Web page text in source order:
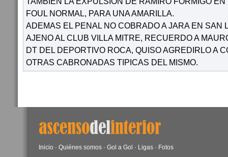
FOUL NORMAL, PARA UNA AMARILLA.
ADEMAS EL PENAL NO COBRADO A JARA EN SAN
AJENO AL CLUB VILLA MITRE, RECUERDO A
DT DEL DEPORTIVO ROCA, QUISO AGREDIRLO A
OTRAS CABRONADAS TIPICAS DEL MISMO.
Inicio · Quiénes somos · Gol a Gol · Ligas · Fotos